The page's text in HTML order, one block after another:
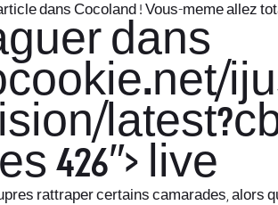
dans Cocoland ! Vous-meme allez
dans
426″> live
rattraper certains camarades, alors